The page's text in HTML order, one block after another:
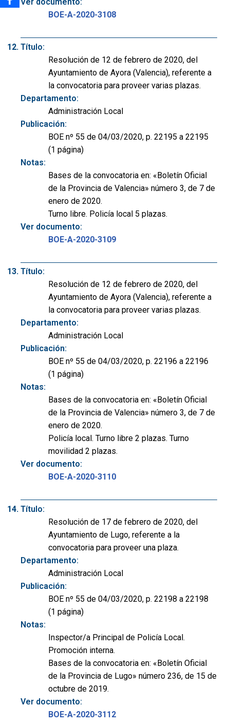
BOE-A-2020-3108
Título:
Resolución de 12 de febrero de 2020, del
Ayuntamiento de Ayora (Valencia), referente a
la convocatoria para proveer varias plazas.
Departamento:
Administración Local
Publicación:
BOE nº 55 de 04/03/2020, p. 22195 a 22195
(1 página)
Notas:
Bases de la convocatoria en: «Boletín Oficial
de la Provincia de Valencia» número 3, de 7 de
enero de 2020.
Turno libre. Policía local 5 plazas.
Ver documento:
BOE-A-2020-3109
Título:
Resolución de 12 de febrero de 2020, del
Ayuntamiento de Ayora (Valencia), referente a
la convocatoria para proveer varias plazas.
Departamento:
Administración Local
Publicación:
BOE nº 55 de 04/03/2020, p. 22196 a 22196
(1 página)
Notas:
Bases de la convocatoria en: «Boletín Oficial
de la Provincia de Valencia» número 3, de 7 de
enero de 2020.
Policía local. Turno libre 2 plazas. Turno
movilidad 2 plazas.
Ver documento:
BOE-A-2020-3110
Título:
Resolución de 17 de febrero de 2020, del
Ayuntamiento de Lugo, referente a la
convocatoria para proveer una plaza.
Departamento:
Administración Local
Publicación:
BOE nº 55 de 04/03/2020, p. 22198 a 22198
(1 página)
Notas:
Inspector/a Principal de Policía Local.
Promoción interna.
Bases de la convocatoria en: «Boletín Oficial
de la Provincia de Lugo» número 236, de 15 de
octubre de 2019.
Ver documento:
BOE-A-2020-3112